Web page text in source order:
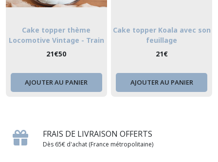
Cake topper thème
Locomotive Vintage - Train
21€50
AJOUTER AU PANIER
Cake topper Koala avec son
feuillage
21€
AJOUTER AU PANIER
FRAIS DE LIVRAISON OFFERTS
Dès 65€ d'achat (France métropolitaine)